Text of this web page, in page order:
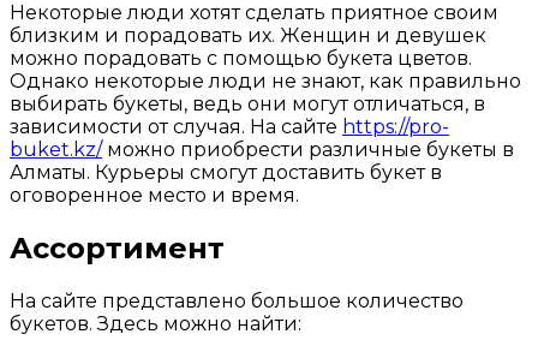
Некоторые люди хотят сделать приятное своим
близким и порадовать их. Женщин и девушек
можно порадовать с помощью букета цветов.
Однако некоторые люди не знают, как правильно
выбирать букеты, ведь они могут отличаться, в
зависимости от случая. На сайте https://pro-
buket.kz/можно приобрести различные букеты в
Алматы. Курьеры смогут доставить букет в
оговоренное место и время.
Ассортимент
На сайте представлено большое количество
букетов. Здесь можно найти: